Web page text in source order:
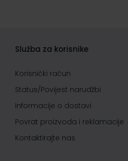
Služba za korisnike
Korisnički račun
Status/Povijest narudžbi
Informacije o dostavi
Povrat proizvoda i reklamacije
Kontaktirajte nas